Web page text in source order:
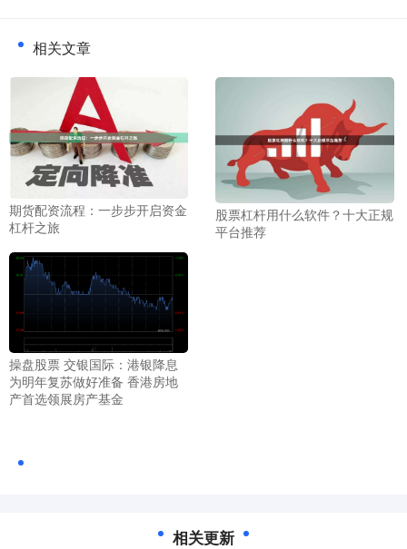
相关文章
期货配资流程：一步步开启资金
杠杆之旅
股票杠杆用什么软件？十大正规
平台推荐
操盘股票 交银国际：港银降息
为明年复苏做好准备 香港房地
产首选领展房产基金
相关更新